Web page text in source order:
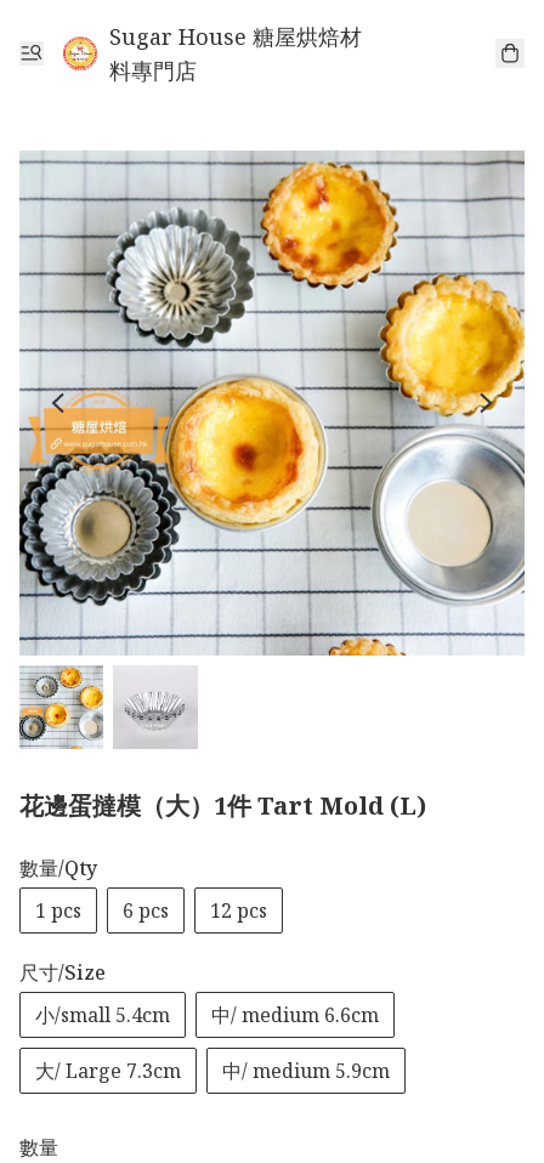
Sugar House 糖屋烘焙材
料專門店
花邊蛋撻模（大）1件 Tart Mold (L)
數量/Qty
1 pcs
6 pcs 12 pcs
尺寸/Size
小/small 5.4cm
中/ medium 6.6cm
大/ Large 7.3cm 中/ medium 5.9cm
數量